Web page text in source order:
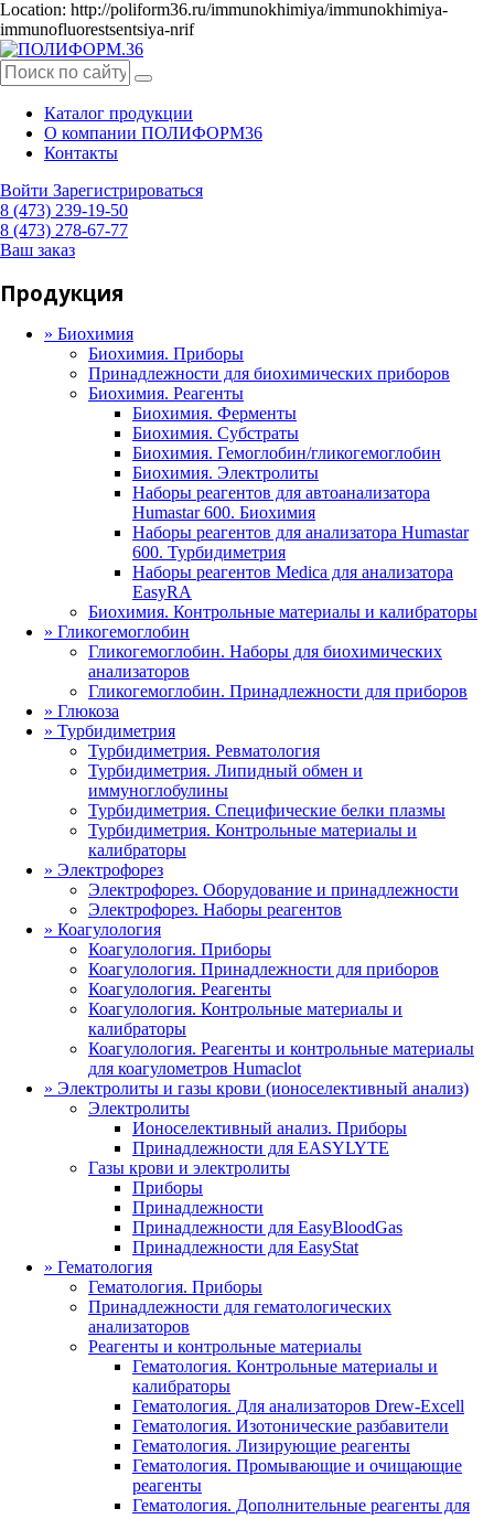
Location: http://poliform36.ru/immunokhimiya/immunokhimiya-
immunofluorestsentsiya-nrif
Каталог продукции
О компании ПОЛИФОРМ36
Контакты
Войти Зарегистрироваться
8 (473) 239-19-50
8 (473) 278-67-77
Ваш заказ
Продукция
» Биохимия
Биохимия. Приборы
Принадлежности для биохимических приборов
Биохимия. Реагенты
Биохимия. Ферменты
Биохимия. Субстраты
Биохимия. Гемоглобин/гликогемоглобин
Биохимия. Электролиты
Наборы реагентов для автоанализатора
Humastar 600. Биохимия
Наборы реагентов для анализатора Humastar
600. Турбидиметрия
Наборы реагентов Medica для анализатора
EasyRA
Биохимия. Контрольные материалы и калибраторы
» Гликогемоглобин
Гликогемоглобин. Наборы для биохимических
анализаторов
Гликогемоглобин. Принадлежности для приборов
» Глюкоза
» Турбидиметрия
Турбидиметрия. Ревматология
Турбидиметрия. Липидный обмен и
иммуноглобулины
Турбидиметрия. Специфические белки плазмы
Турбидиметрия. Контрольные материалы и
калибраторы
» Электрофорез
Электрофорез. Оборудование и принадлежности
Электрофорез. Наборы реагентов
» Коагулология
Коагулология. Приборы
Коагулология. Принадлежности для приборов
Коагулология. Реагенты
Коагулология. Контрольные материалы и
калибраторы
Коагулология. Реагенты и контрольные материалы
для коагулометров Humaclot
» Электролиты и газы крови (ионоселективный анализ)
Электролиты
Ионоселективный анализ. Приборы
Принадлежности для EASYLYTE
Газы крови и электролиты
Приборы
Принадлежности
Принадлежности для EasyBloodGas
Принадлежности для EasyStat
» Гематология
Гематология. Приборы
Принадлежности для гематологических
анализаторов
Реагенты и контрольные материалы
Гематология. Контрольные материалы и
калибраторы
Гематология. Для анализаторов Drew-Excell
Гематология. Изотонические разбавители
Гематология. Лизирующие реагенты
Гематология. Промывающие и очищающие
реагенты
Гематология. Дополнительные реагенты для